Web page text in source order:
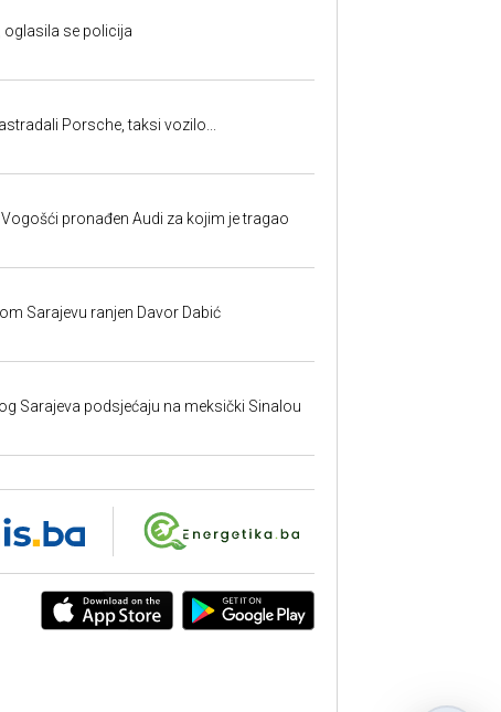
oglasila se policija
Porsche, taksi vozilo...
pronađen Audi za kojim je tragao
Sarajevu ranjen Davor Dabić
Sarajeva podsjećaju na meksički Sinalou